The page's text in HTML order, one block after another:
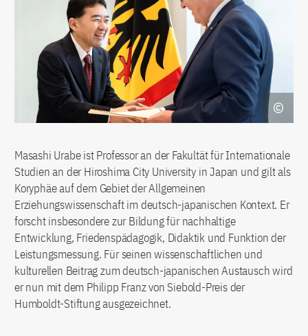
Masashi Urabe ist Professor an der Fakultät für Internationale
Studien an der Hiroshima City University in Japan und gilt als
Koryphäe auf dem Gebiet der Allgemeinen
Erziehungswissenschaft im deutsch-japanischen Kontext. Er
forscht insbesondere zur Bildung für nachhaltige
Entwicklung, Friedenspädagogik, Didaktik und Funktion der
Leistungsmessung. Für seinen wissenschaftlichen und
kulturellen Beitrag zum deutsch-japanischen Austausch wird
er nun mit dem Philipp Franz von Siebold-Preis der
Humboldt-Stiftung ausgezeichnet.